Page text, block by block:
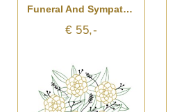
Funeral And Sympathy Bouquet
€ 55,-